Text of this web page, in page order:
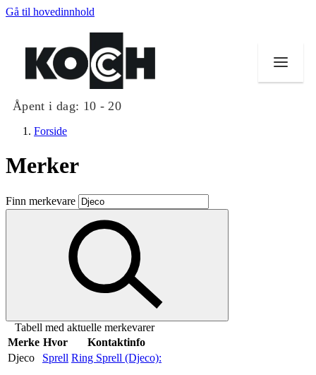
Gå til hovedinnhold
Åpent i dag: 10 - 20
Butikker
Mat og drikke
Aktiviteter
Merker
Inspirasjon
Forside
Merker
Finn merkevare
Tabell med aktuelle merkevarer
Merke Hvor
Kontaktinfo
Djeco
Sprell Ring Sprell (Djeco):